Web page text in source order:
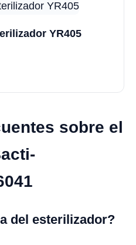
YR405
sobre el
del esterilizador?